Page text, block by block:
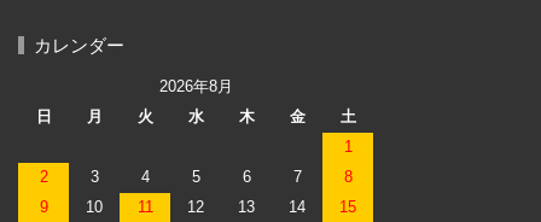
カレンダー
2026年8月
日
月 火 水 木 金
土
1
2
3 4 5 6 7
8
9
10 11 12 13 14
15